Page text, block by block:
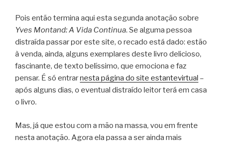
Pois então termina aqui esta segunda anotação sobre
Yves Montand: A Vida Continua. Se alguma pessoa
distraída passar por este site, o recado está dado: estão
à venda, ainda, alguns exemplares deste livro delicioso,
fascinante, de texto belíssimo, que emociona e faz
pensar. É só entrarnesta página do site estantevirtual –
após alguns dias, o eventual distraído leitor terá em casa
o livro.
Mas, já que estou com a mão na massa, vou em frente
nesta anotação. Agora ela passa a ser ainda mais